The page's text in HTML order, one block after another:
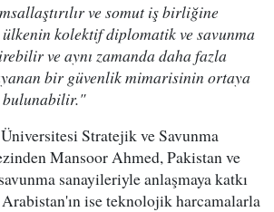
ve somut iş birliğine
kolektif diplomatik ve savunma
ve aynı zamanda daha fazla
bir güvenlik mimarisinin ortaya
bulunabilir."
Stratejik ve Savunma
Mansoor Ahmed, Pakistan ve
sanayileriyle anlaşmaya katkı
ise teknolojik harcamalarla